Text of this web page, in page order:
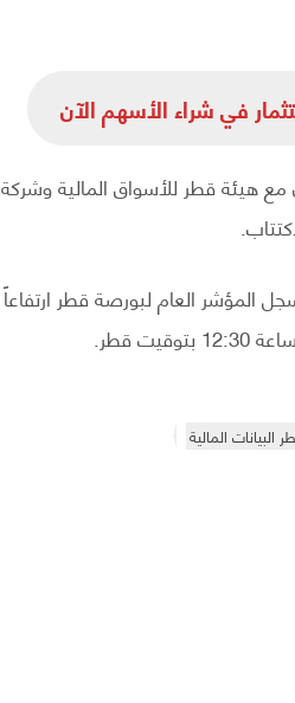
هيئة قطر للأسواق المالية وشركة
إعلان هذا الطرح يوم الخميس الماضي الموافق 11 أكتوبر سجل المؤشر العام لبورصة قطر ارتفاعاً
البيانات المالية